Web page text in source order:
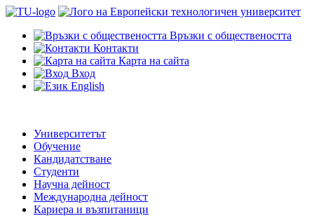
Връзки с обществеността
Контакти
Карта на сайта
Вход
English
Университетът
Обучение
Кандидатстване
Студенти
Научна дейност
Международна дейност
Кариера и възпитаници